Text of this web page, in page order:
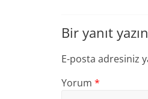
Bir yanıt yazın
E-posta adresiniz
Yorum *